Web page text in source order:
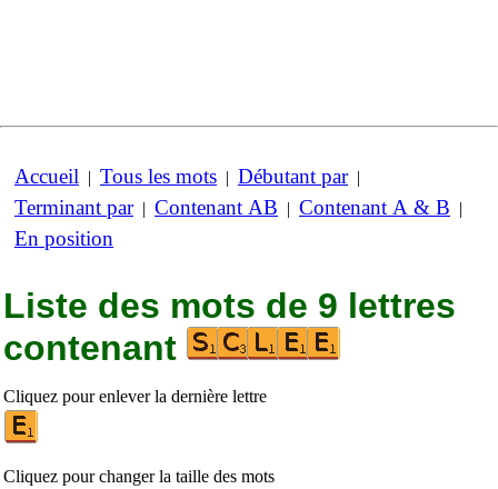
Accueil | Tous les mots | Débutant par|
Terminant par| Contenant AB | Contenant A & B |
En position
Liste des mots de 9 lettres
contenant
Cliquez pour enlever la dernière lettre
Cliquez pour changer la taille des mots